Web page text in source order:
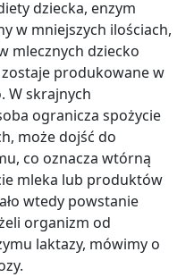
dziecka, enzym
w mniejszych ilościach,
mlecznych dziecko
produkowane w
W skrajnych
ogranicza spożycie
może dojść do
co oznacza wtórną
mleka lub produktów
wtedy powstanie
organizm od
laktazy, mówimy o